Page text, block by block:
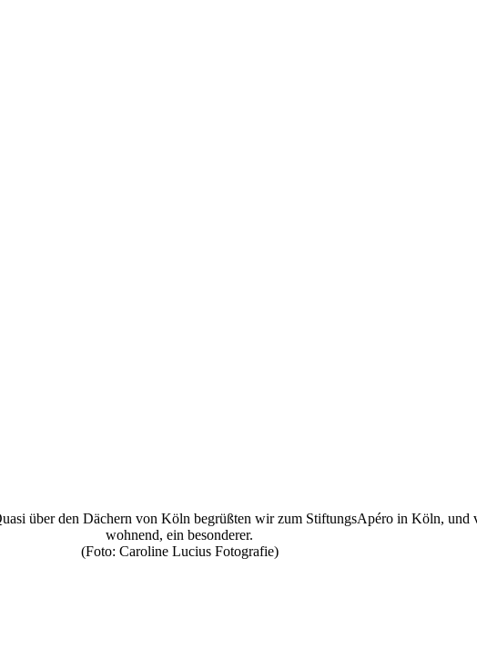
über den Dächern von Köln begrüßten wir zum StiftungsApéro in Köln,
wohnend, ein besonderer.
(Foto: Caroline Lucius Fotografie)